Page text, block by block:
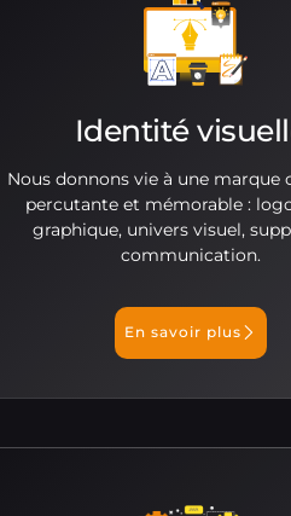
Identité
Nous donnons vie à une marque
percutante et mémorable :
graphique, univers visuel,
communication.
En savoir plus